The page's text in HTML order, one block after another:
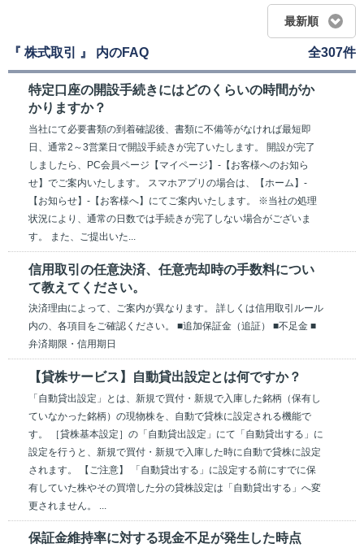
最新順
『 株式取引 』 内のFAQ 全307件
特定口座の開設手続きにはどのくらいの時間がか
かりますか？
当社にて必要書類の到着確認後、書類に不備等がなければ最短即
日、通常2～3営業日で開設手続きが完了いたします。 開設が完了
しましたら、PC会員ページ【マイページ】-【お客様へのお知ら
せ】でご案内いたします。 スマホアプリの場合は、【ホーム】-
【お知らせ】-【お客様へ】にてご案内いたします。 ※当社の処理
状況により、通常の日数では手続きが完了しない場合がございま
す。 また、ご提出いた...
信用取引の任意決済、任意売却時の手数料につい
て教えてください。
決済理由によって、ご案内が異なります。 詳しくは信用取引ルール
内の、各項目をご確認ください。 ■追加保証金（追証） ■不足金 ■
弁済期限・信用期日
【貸株サービス】自動貸出設定とは何ですか？
「自動貸出設定」とは、新規で買付・新規で入庫した銘柄（保有し
ていなかった銘柄）の現物株を、自動で貸株に設定される機能で
す。 ［貸株基本設定］の「自動貸出設定」にて「自動貸出する」に
設定を行うと、新規で買付・新規で入庫した時に自動で貸株に設定
されます。 【ご注意】 「自動貸出する」に設定する前にすでに保
有していた株やその買増した分の貸株設定は「自動貸出する」へ変
更されません。 ...
保証金維持率に対する現金不足が発生した時点